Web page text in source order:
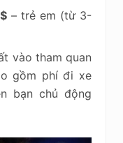
– trẻ em (từ 3-
vào tham quan
gồm phí đi xe
bạn chủ động